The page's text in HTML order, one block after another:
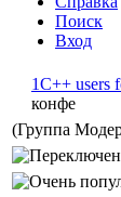
Поиск
Вход
1С++ users
конфе
(Группа